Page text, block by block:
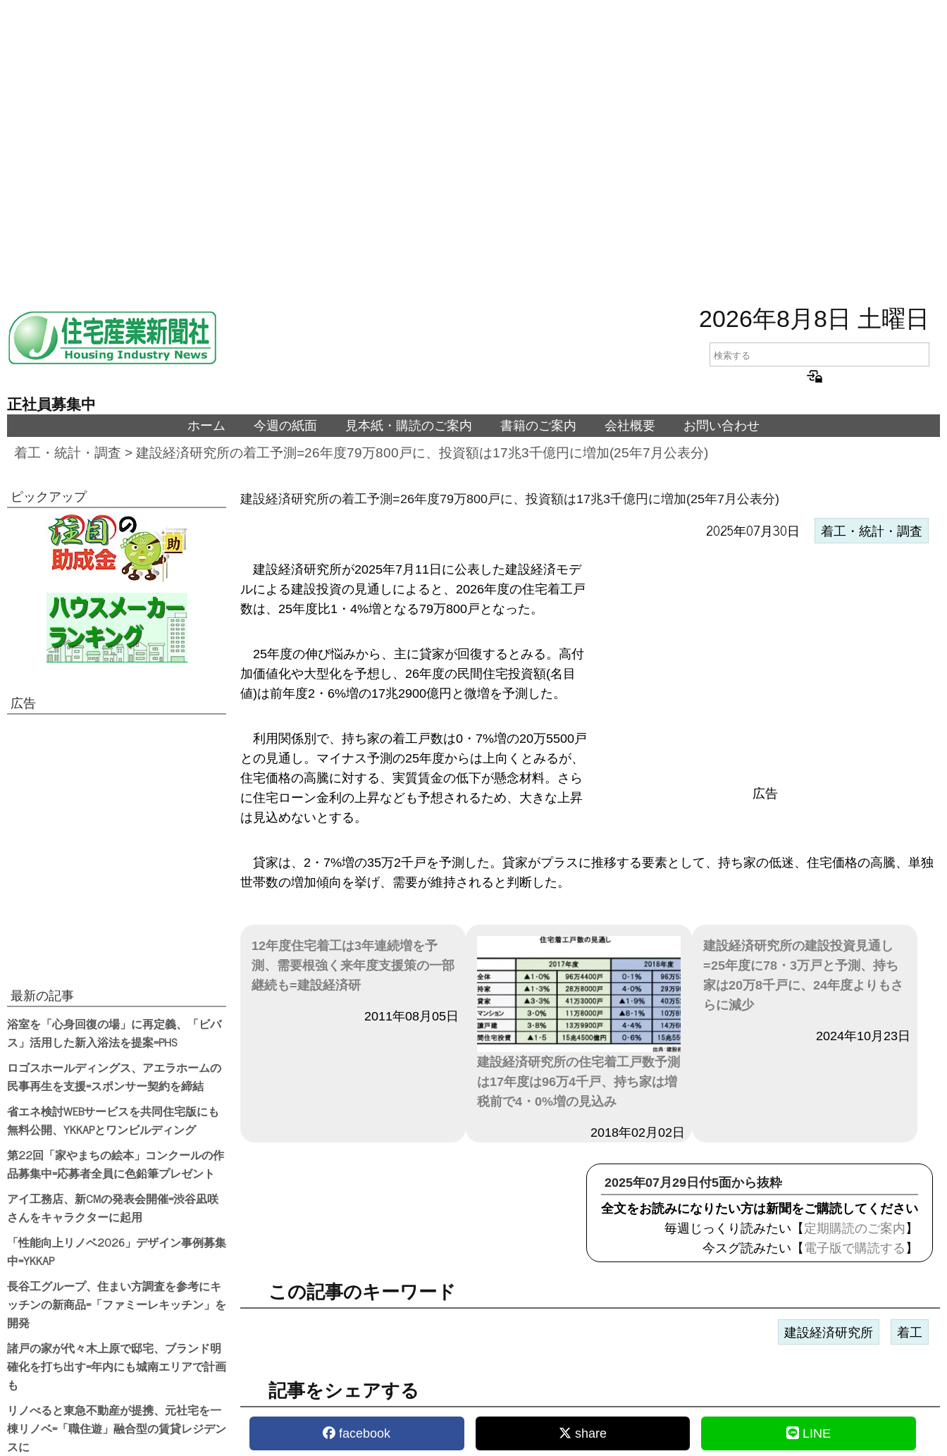
2026年8月8日 土曜日
正社員募集中
ホーム 今週の紙面 見本紙・購読のご案内 書籍のご案内 会社概要 お問い合わせ
着工・統計・調査 > 建設経済研究所の着工予測=26年度79万800戸に、投資額は17兆3千億円に増加(25年7月公表分)
建設経済研究所の着工予測=26年度79万800戸に、投資額は17兆3千億円に増加(25年7月公表分)
2025年07月30日 着工・統計・調査
広告
建設経済研究所が2025年7月11日に公表した建設経済モデ
ルによる建設投資の見通しによると、2026年度の住宅着工戸
数は、25年度比1・4%増となる79万800戸となった。
25年度の伸び悩みから、主に貸家が回復するとみる。高付
加価値化や大型化を予想し、26年度の民間住宅投資額(名目
値)は前年度2・6%増の17兆2900億円と微増を予測した。
利用関係別で、持ち家の着工戸数は0・7%増の20万5500戸
との見通し。マイナス予測の25年度からは上向くとみるが、
住宅価格の高騰に対する、実質賃金の低下が懸念材料。さら
に住宅ローン金利の上昇なども予想されるため、大きな上昇
は見込めないとする。
貸家は、2・7%増の35万2千戸を予測した。貸家がプラスに推移する要素として、持ち家の低迷、住宅価格の高騰、単独
世帯数の増加傾向を挙げ、需要が維持されると判断した。
12年度住宅着工は3年連続増を予
測、需要根強く来年度支援策の一部
継続も=建設経済研
2011年08月05日
建設経済研究所の住宅着工戸数予測
は17年度は96万4千戸、持ち家は増
税前で4・0%増の見込み
2018年02月02日
建設経済研究所の建設投資見通し
=25年度に78・3万戸と予測、持ち
家は20万8千戸に、24年度よりもさ
らに減少
2024年10月23日
2025年07月29日付5面から抜粋
全文をお読みになりたい方は新聞をご購読してください
毎週じっくり読みたい【 定期購読のご案内 】
今スグ読みたい【 電子版で購読する 】
この記事のキーワード
建設経済研究所 着工
記事をシェアする
facebook share LINE
ピックアップ
広告
最新の記事
浴室を「心身回復の場」に再定義、「ビバ
ス」活用した新入浴法を提案=PHS
ロゴスホールディングス、アエラホームの
民事再生を支援=スポンサー契約を締結
省エネ検討WEBサービスを共同住宅版にも
無料公開、YKKAPとワンビルディング
第22回「家やまちの絵本」コンクールの作
品募集中=応募者全員に色鉛筆プレゼント
アイ工務店、新CMの発表会開催=渋谷凪咲
さんをキャラクターに起用
「性能向上リノベ2026」デザイン事例募集
中=YKKAP
長谷工グループ、住まい方調査を参考にキ
ッチンの新商品=「ファミーレキッチン」を
開発
諸戸の家が代々木上原で邸宅、ブランド明
確化を打ち出す=年内にも城南エリアで計画
も
リノべると東急不動産が提携、元社宅を一
棟リノベ=「職住遊」融合型の賃貸レジデン
スに